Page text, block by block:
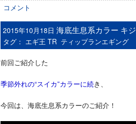
コメント
2015年10月18日 海底生息系カラー キ
タグ： エギ王 TR ティップランエギング
前回ご紹介した
季節外れの“スイカ”カラーに続き、
今回は、海底生息系カラーのご紹介！